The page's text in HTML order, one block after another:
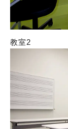
教室2